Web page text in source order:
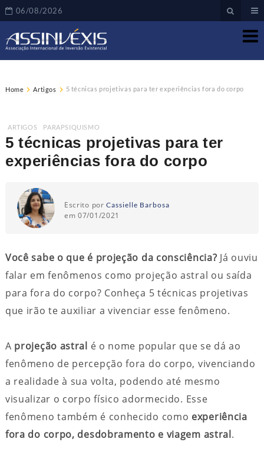
06/08/2026
Home Artigos 5 técnicas projetivas para ter experiências fora do corpo
ARTIGOS PARAPSIQUISMO
5 técnicas projetivas para ter
experiências fora do corpo
Escrito porCassielle Barbosa
em 07/01/2021
Você sabe o que é projeção da consciência? Já ouviu
falar em fenômenos como projeção astral ou saída
para fora do corpo? Conheça 5 técnicas projetivas
que irão te auxiliar a vivenciar esse fenômeno.
A projeção astral é o nome popular que se dá ao
fenômeno de percepção fora do corpo, vivenciando
a realidade à sua volta, podendo até mesmo
visualizar o corpo físico adormecido. Esse
fenômeno também é conhecido como experiência
fora do corpo, desdobramento e viagem astral.